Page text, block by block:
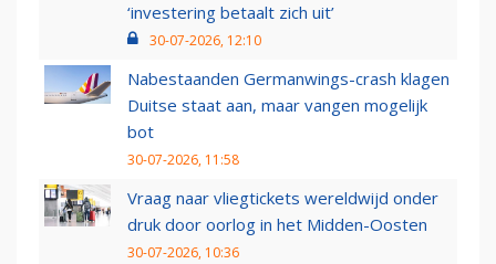
‘investering betaalt zich uit’
30-07-2026, 12:10
Nabestaanden Germanwings-crash klagen
Duitse staat aan, maar vangen mogelijk
bot
30-07-2026, 11:58
Vraag naar vliegtickets wereldwijd onder
druk door oorlog in het Midden-Oosten
30-07-2026, 10:36